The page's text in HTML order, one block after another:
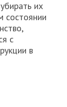
их
состоянии
с
в